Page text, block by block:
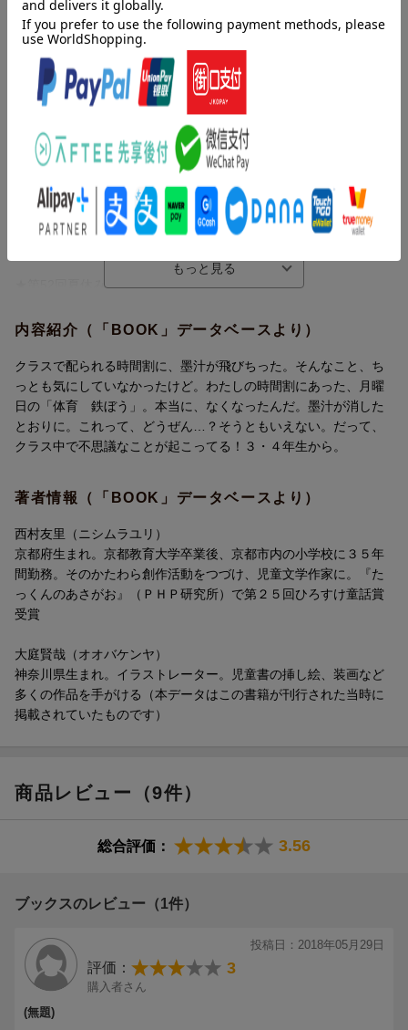
内容紹介（JPROより）
クラスで配られる時間割に、墨汁が飛びちった。
そんなこと、ちっとも気にしていなかったけど。
わたしの時間割にあった、月曜日の「体育 鉄ぼう」。
本当に、なくなったんだ。墨汁が消したとおりに。
これって、どうぜん……？
そうともいえない。
だって、クラス中で不思議なことが起こってる！
子どもたちが学校の「なぞ」にせまる
★第52回夏休みの本（緑陰図書）選定図書
＜読者のみなさんの声＞
・なぞがいっぱいで話がおもしろい。（小3男子）
・最後にどうなるかドキドキした。（小4女子）
・ぼくだったら、なにを消そうかな♪（小3男子）
・いっきに全部読みました。（小3女子）
1 その日の朝
4 朝 墨汁の持ち主
5 「総合学習」が消えた 涼人の話
6 朝 寺の伝説
7 朝 新しい時間割
8 それからの話
内容紹介（「BOOK」データベースより）
クラスで配られる時間割に、墨汁が飛びちった。そんなこと、ち
っとも気にしていなかったけど。わたしの時間割にあった、月曜
日の「体育 鉄ぼう」。本当に、なくなったんだ。墨汁が消した
とおりに。これって、どうぜん…？そうともいえない。だって、
クラス中で不思議なことが起こってる！３・４年生から。
著者情報（「BOOK」データベースより）
西村友里（ニシムラユリ）
京都府生まれ。京都教育大学卒業後、京都市内の小学校に３５年
間勤務。そのかたわら創作活動をつづけ、児童文学作家に。『た
っくんのあさがお』（ＰＨＰ研究所）で第２５回ひろすけ童話賞
受賞
大庭賢哉（オオバケンヤ）
神奈川県生まれ。イラストレーター。児童書の挿し絵、装画など
多くの作品を手がける（本データはこの書籍が刊行された当時に
掲載されていたものです）
商品レビュー（9件）
総合評価： 3.56
ブックスのレビュー（1件）
投稿日：2018年05月29日
評価： 3
購入者さん
(無題)